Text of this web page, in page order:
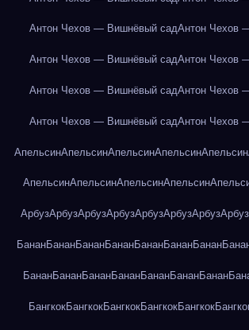
Антон Чехов — Вишнёвый садАнтон Чехов
Антон Чехов — Вишнёвый садАнтон Чехов
Антон Чехов — Вишнёвый садАнтон Чехов
Антон Чехов — Вишнёвый садАнтон Чехов
АпельсинАпельсинАпельсинАпельсинАпельсин
АпельсинАпельсинАпельсинАпельсин
АрбузАрбузАрбузАрбузАрбузАрбузАрбузАрбуз
БананБананБананБананБананБананБанан
БананБананБананБананБананБананБанан
БангкокБангкокБангкокБангкокБангкок